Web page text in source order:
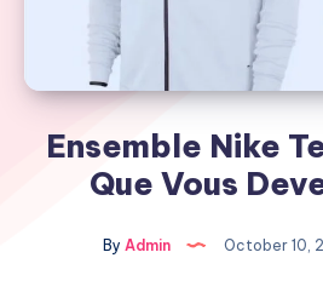
Ensemble Nike
Que Vous
By Admin October 10,